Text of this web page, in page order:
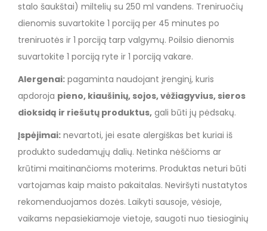
stalo šaukštai) miltelių su 250 ml vandens. Treniruočių
dienomis suvartokite 1 porciją per 45 minutes po
treniruotės ir 1 porciją tarp valgymų. Poilsio dienomis
suvartokite 1 porciją ryte ir 1 porciją vakare.
Alergenai: pagaminta naudojant įrenginį, kuris
apdoroja pieno, kiaušinių, sojos, vėžiagyvius, sieros
dioksidą ir riešutų produktus, gali būti jų pėdsakų.
Įspėjimai: nevartoti, jei esate alergiškas bet kuriai iš
produkto sudedamųjų dalių. Netinka nėščioms ar
krūtimi maitinančioms moterims. Produktas neturi būti
vartojamas kaip maisto pakaitalas. Neviršyti nustatytos
rekomenduojamos dozės. Laikyti sausoje, vėsioje,
vaikams nepasiekiamoje vietoje, saugoti nuo tiesioginių